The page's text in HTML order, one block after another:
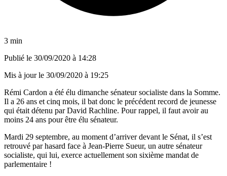
3 min
Publié le 30/09/2020 à 14:28
Mis à jour le 30/09/2020 à 19:25
Rémi Cardon a été élu dimanche sénateur socialiste dans la Somme.
Il a 26 ans et cinq mois, il bat donc le précédent record de jeunesse
qui était détenu par David Rachline. Pour rappel, il faut avoir au
moins 24 ans pour être élu sénateur.
Mardi 29 septembre, au moment d’arriver devant le Sénat, il s’est
retrouvé par hasard face à Jean-Pierre Sueur, un autre sénateur
socialiste, qui lui, exerce actuellement son sixième mandat de
parlementaire !